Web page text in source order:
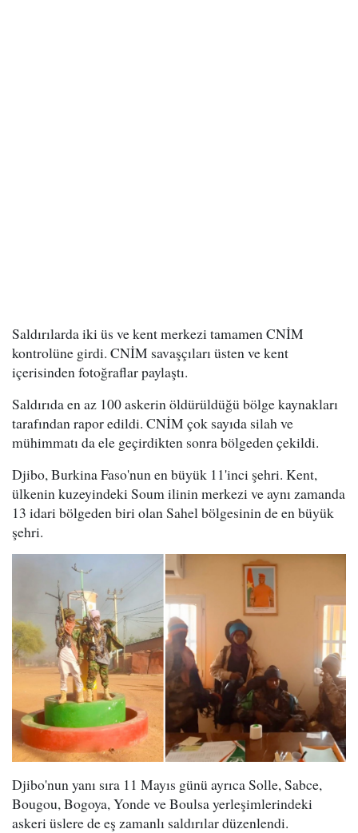
Saldırılarda iki üs ve kent merkezi tamamen CNİM
kontrolüne girdi. CNİM savaşçıları üsten ve kent
içerisinden fotoğraflar paylaştı.
Saldırıda en az 100 askerin öldürüldüğü bölge kaynakları
tarafından rapor edildi. CNİM çok sayıda silah ve
mühimmatı da ele geçirdikten sonra bölgeden çekildi.
Djibo, Burkina Faso'nun en büyük 11'inci şehri. Kent,
ülkenin kuzeyindeki Soum ilinin merkezi ve aynı zamanda
13 idari bölgeden biri olan Sahel bölgesinin de en büyük
şehri.
Djibo'nun yanı sıra 11 Mayıs günü ayrıca Solle, Sabce,
Bougou, Bogoya, Yonde ve Boulsa yerleşimlerindeki
askeri üslere de eş zamanlı saldırılar düzenlendi.